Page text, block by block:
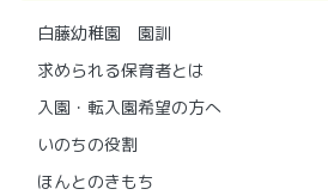
白藤幼稚園 園訓
求められる保育者とは
入園・転入園希望の方へ
いのちの役割
ほんとのきもち